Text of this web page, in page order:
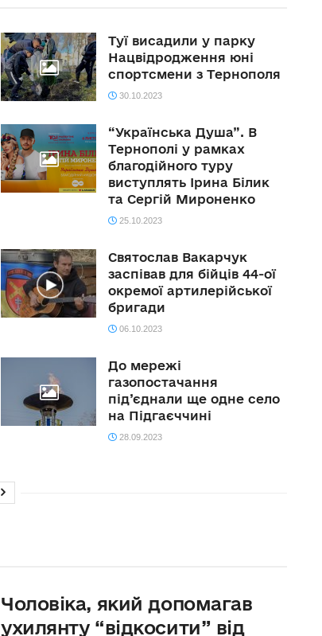
Туї висадили у парку
Нацвідродження юні
спортсмени з Тернополя
30.10.2023
“Українська Душа”. В
Тернополі у рамках
благодійного туру
виступлять Ірина Білик
та Сергій Мироненко
25.10.2023
Святослав Вакарчук
заспівав для бійців 44-ої
окремої артилерійської
бригади
06.10.2023
До мережі
газопостачання
під’єднали ще одне село
на Підгаєччині
28.09.2023
Чоловіка, який допомагав
ухилянту “відкосити” від